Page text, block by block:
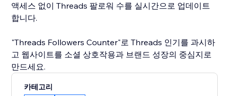
액세스 없이 Threads 팔로워 수를 실시간으로 업데이트
합니다.
"Threads Followers Counter"로 Threads 인기를 과시하
고 웹사이트를 소셜 상호작용과 브랜드 성장의 중심지로
만드세요.
카테고리